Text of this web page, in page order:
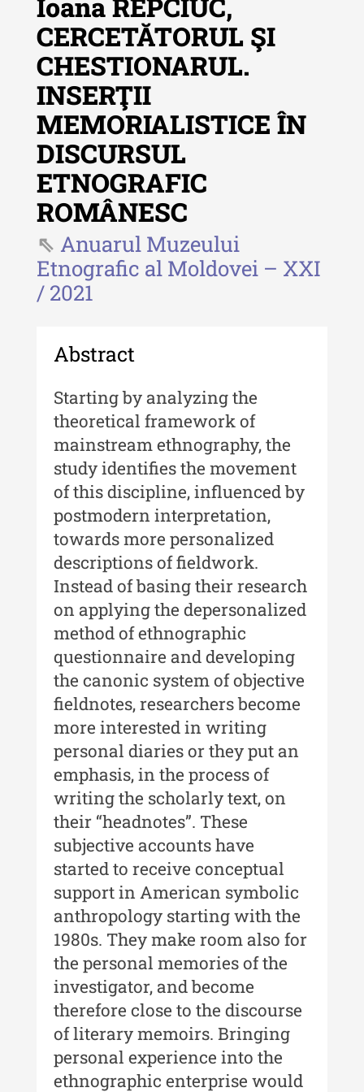
Revista "Cercetări istorice"
Revista "Cercetări istorice" - XLIV
- 2025
Revista "Cercetări istorice" - XLIII
- 2024
Revista "Cercetări istorice" - XLII -
2023
Indexul Complet
Buletinul ”Ioan Neculce” al Muzeului
Buletinul ”Ioan Neculce” al
XXIV / 2018
Buletinul ”Ioan Neculce” al
Muzeului de Istorie a Moldovei -
XXIII / 2017
Buletinul ”Ioan Neculce” al
Muzeului de Istorie a Moldovei -
XXII / 2016
Indexul Complet
Anuarul Muzeului Etnografic al
Moldovei
Anuarul Muzeului Etnografic al
Moldovei - XXII / 2022
Anuarul Muzeului Etnografic al
Moldovei - XXI / 2021
Anuarul Muzeului Etnografic al
Moldovei - XX / 2020
Indexul Complet
Buletinul Muzeului Științei și
Tehnicii ”Ștefan Procopiu”
Buletinul Muzeului Științei și
Tehnicii ”Ștefan Procopiu” - An
XV / Nr. 15 / 2021
Buletinul Muzeului Științei și
Tehnicii ”Ștefan Procopiu” - An
XIV / Nr. 14 / 2020
Buletinul Muzeului Științei și
Tehnicii ”Ștefan Procopiu” - An
XII / Nr. 13 / 2019
Ioana REPCIUC,
CERCETĂTORUL ŞI
CHESTIONARUL.
INSERŢII
MEMORIALISTICE ÎN
DISCURSUL
ETNOGRAFIC
ROMÂNESC
Anuarul Muzeului
Etnografic al Moldovei – XXI
/ 2021
Abstract
Starting by analyzing the
theoretical framework of
mainstream ethnography, the
study identifies the movement
of this discipline, influenced by
postmodern interpretation,
towards more personalized
descriptions of fieldwork.
Instead of basing their research
on applying the depersonalized
method of ethnographic
questionnaire and developing
the canonic system of objective
fieldnotes, researchers become
more interested in writing
personal diaries or they put an
emphasis, in the process of
writing the scholarly text, on
their “headnotes”. These
subjective accounts have
started to receive conceptual
support in American symbolic
anthropology starting with the
1980s. They make room also for
the personal memories of the
investigator, and become
therefore close to the discourse
of literary memoirs. Bringing
personal experience into the
ethnographic enterprise would